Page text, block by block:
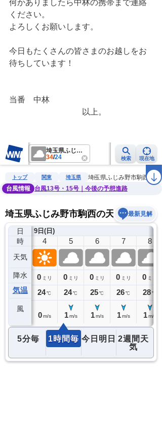
何かありましたら中林の携帯まで連絡
ください。
よろしくお願いします。
今日もたくさんの皆さまのお越しをお
待ちしています！
当番　中林
以上。